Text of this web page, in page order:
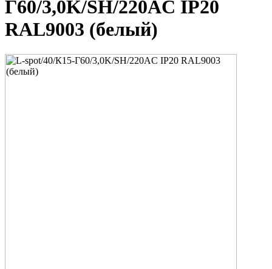
Г60/3,0K/SH/220AC IP20
RAL9003 (белый)